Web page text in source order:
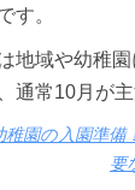
す。
地域や幼稚
通常10月が主
稚園の入園準備
要